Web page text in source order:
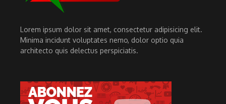
Lorem ipsum dolor sit amet, consectetur adipisicing elit.
Minima incidunt voluptates nemo, dolor optio quia
architecto quis delectus perspiciatis.